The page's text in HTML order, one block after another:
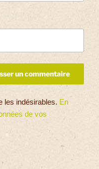
les indésirables. En
de vos